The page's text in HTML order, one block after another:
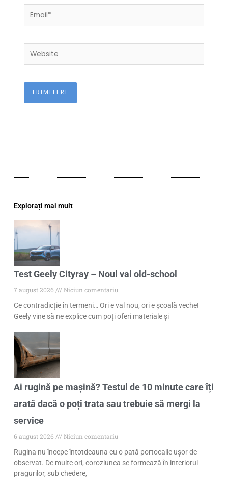
Email*
Website
Explorați mai mult
Test Geely Cityray – Noul val old-school
7 august 2026
Niciun comentariu
Ce contradicție în termeni… Ori e val nou, ori e școală veche!
Geely vine să ne explice cum poți oferi materiale și
Ai rugină pe mașină? Testul de 10 minute care îți
arată dacă o poți trata sau trebuie să mergi la
service
6 august 2026
Niciun comentariu
Rugina nu începe întotdeauna cu o pată portocalie ușor de
observat. De multe ori, coroziunea se formează în interiorul
pragurilor, sub chedere,